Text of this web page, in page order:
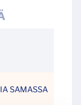
SAMASSA